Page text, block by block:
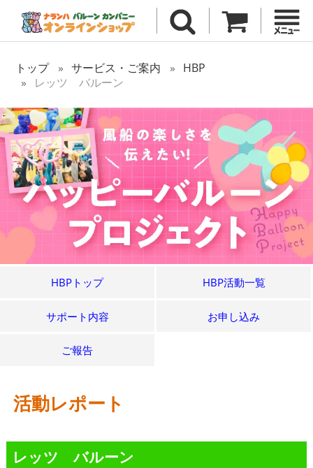
トップ サービス・ご案内
HBP
レッツ バルーン
HBPトップ HBP活動一覧
サポート内容 お申し込み
ご報告
活動レポート
レッツ バルーン